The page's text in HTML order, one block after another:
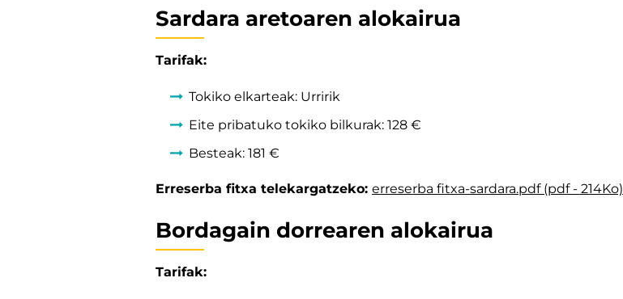
Sardara aretoaren alokairua
Tarifak:
Tokiko elkarteak: Urririk
Eite pribatuko tokiko bilkurak: 128 €
Besteak: 181 €
Erreserba fitxa telekargatzeko: erreserba fitxa-sardara.pdf (pdf - 214Ko)
Bordagain dorrearen alokairua
Tarifak: